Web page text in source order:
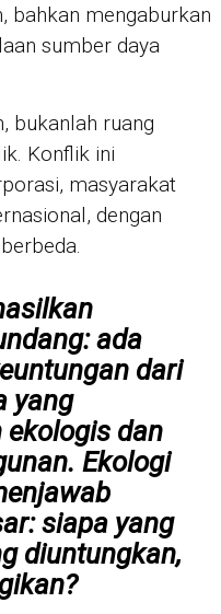
bahkan mengaburkan
sumber daya
bukanlah ruang
Konflik ini
masyarakat
dengan
ada
dari
yang
ekologis dan
Ekologi
siapa yang
diuntungkan,